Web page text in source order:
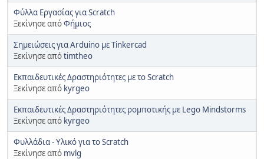
Φύλλα Εργασίας για Scratch
Ξεκίνησε απόΦήμιος
Σημειώσεις για Arduino με Tinkercad
Ξεκίνησε απόtimtheo
Εκπαιδευτικές Δραστηριότητες με το Scratch
Ξεκίνησε από kyrgeo
Εκπαιδευτικές Δραστηριότητες ρομποτικής με Lego Mindstorms
Ξεκίνησε από kyrgeo
Φυλλάδια - Υλικό για το Scratch
Ξεκίνησε από mvlg